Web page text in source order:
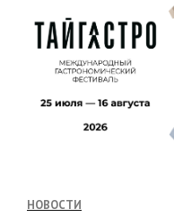
НОВОСТИ